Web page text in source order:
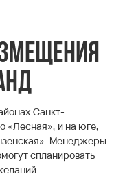
Санкт-
«Лесная», и на юге,
Менеджеры
спланировать